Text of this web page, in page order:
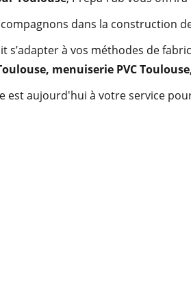
dans la construction
s’adapter à vos méthodes de
, menuiserie PVCToulouse
est aujourd'hui à votre service